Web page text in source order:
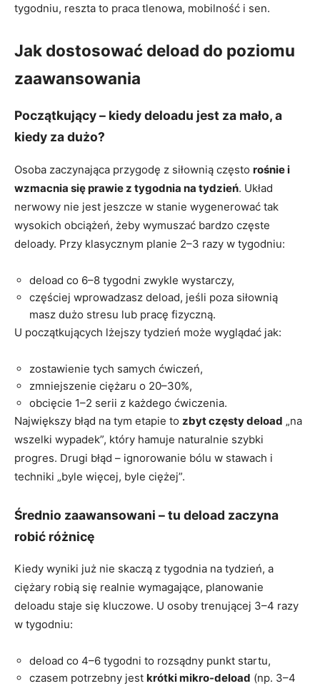
tygodniu, reszta to praca tlenowa, mobilność i sen.
Jak dostosować deload do poziomu
zaawansowania
Początkujący – kiedy deloadu jest za mało, a
kiedy za dużo?
Osoba zaczynająca przygodę z siłownią często rośnie i
wzmacnia się prawie z tygodnia na tydzień. Układ
nerwowy nie jest jeszcze w stanie wygenerować tak
wysokich obciążeń, żeby wymuszać bardzo częste
deloady. Przy klasycznym planie 2–3 razy w tygodniu:
deload co 6–8 tygodni zwykle wystarczy,
częściej wprowadzasz deload, jeśli poza siłownią
masz dużo stresu lub pracę fizyczną.
U początkujących lżejszy tydzień może wyglądać jak:
zostawienie tych samych ćwiczeń,
zmniejszenie ciężaru o 20–30%,
obcięcie 1–2 serii z każdego ćwiczenia.
Największy błąd na tym etapie to zbyt częsty deload „na
wszelki wypadek”, który hamuje naturalnie szybki
progres. Drugi błąd – ignorowanie bólu w stawach i
techniki „byle więcej, byle ciężej”.
Średnio zaawansowani – tu deload zaczyna
robić różnicę
Kiedy wyniki już nie skaczą z tygodnia na tydzień, a
ciężary robią się realnie wymagające, planowanie
deloadu staje się kluczowe. U osoby trenującej 3–4 razy
w tygodniu:
deload co 4–6 tygodni to rozsądny punkt startu,
czasem potrzebny jest krótki mikro-deload (np. 3–4